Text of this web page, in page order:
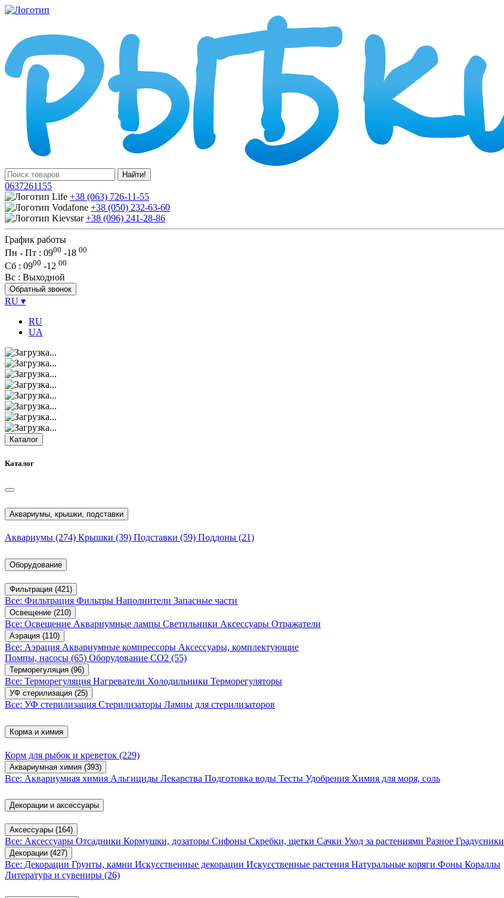
Найти!
0637261155
+38 (063) 726-11-55
+38 (050) 232-63-60
+38 (096) 241-28-86
График работы
Пн - Пт : 0900 -18 00
Сб : 0900 -12 00
Вс : Выходной
Обратный звонок
RU ▾
RU
UA
Каталог
Каталог
Аквариумы, крышки, подставки
Аквариумы (274) Крышки (39) Подставки (59) Поддоны (21)
Оборудование
Фильтрация (421)
Все: Фильтрация Фильтры Наполнители Запасные части
Освещение (210)
Все: Освещение Аквариумные лампы Светильники Аксессуары Отражатели
Аэрация (110)
Все: Аэрация Аквариумные компрессоры Аксессуары, комплектующие
Помпы, насосы (65) Оборудование CO2 (55)
Терморегуляция (96)
Все: Терморегуляция Нагреватели Холодильники Терморегуляторы
УФ стерилизация (25)
Все: УФ стерилизация Стерилизаторы Лампы для стерилизаторов
Корма и химия
Корм для рыбок и креветок (229)
Аквариумная химия (393)
Все: Аквариумная химия Альгициды Лекарства Подготовка воды Тесты Удобрения Химия для моря, соль
Декорации и аксессуары
Аксессуары (164)
Все: Аксессуары Отсадники Кормушки, дозаторы Сифоны Скребки, щетки Сачки Уход за растениями Разное Градусники
Декорации (427)
Все: Декорации Грунты, камни Искусственные декорации Искусственные растения Натуральные коряги Фоны Кораллы
Литература и сувениры (26)